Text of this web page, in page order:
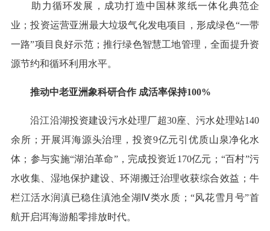
助力循环发展，成功打造中国林浆纸一体化典范企
业；投资运营亚洲最大垃圾气化发电项目，形成绿色“一带
一路”项目良好示范；推行绿色智慧工地管理，全面提升资
源节约和循环利用水平。
推动中老亚洲象科研合作 成活率保持100%
沿江沿湖投资建设污水处理厂超30座、污水处理站140
余所；开展洱海源头治理，投资9亿元引优质山泉净化水
体；参与实施“湖泊革命”，完成投资近170亿元；“百村”污
水收集、湿地保护建设、环湖搬迁治理收获综合效益；牛
栏江活水润滇已稳住滇池全湖Ⅳ类水质；“风花雪月号”首
航开启洱海游船零排放时代。